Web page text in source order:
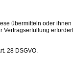
übermitteln oder
28 DSGVO.